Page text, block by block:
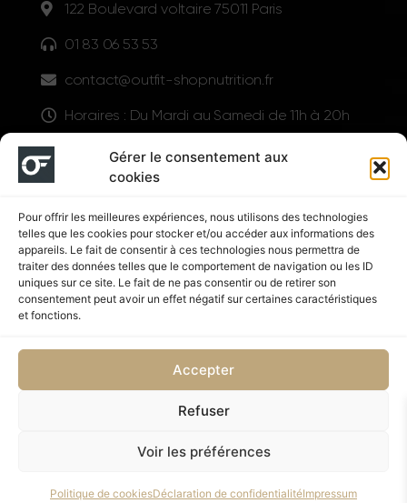
Gérer le consentement aux
cookies
Pour offrir les meilleures expériences, nous utilisons des technologies
telles que les cookies pour stocker et/ou accéder aux informations des
appareils. Le fait de consentir à ces technologies nous permettra de
traiter des données telles que le comportement de navigation ou les ID
uniques sur ce site. Le fait de ne pas consentir ou de retirer son
consentement peut avoir un effet négatif sur certaines caractéristiques
et fonctions.
Accepter
Refuser
Voir les préférences
Politique de cookiesDéclaration de confidentialitéImpressum
122 Boulevard voltaire 75011 Paris
01 83 06 53 53
contact@outfit-shopnutrition.fr
Horaires : Du Mardi au Samedi de 11h à 20h
LIENS UTILES
par SD DESIGN